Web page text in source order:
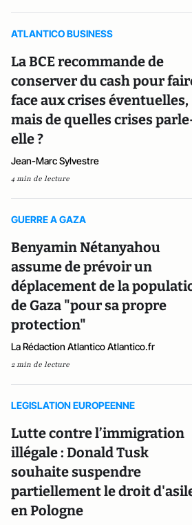
ATLANTICO BUSINESS
La BCE recommande de
conserver du cash pour
face aux crises éventuelles,
mais de quelles crises
elle ?
Jean-Marc Sylvestre
4 min de lecture
GUERRE A GAZA
Benyamin Nétanyahou
assume de prévoir un
déplacement de la
de Gaza "pour sa propre
protection"
La Rédaction Atlantico Atlantico.fr
2 min de lecture
LEGISLATION EUROPEENNE
Lutte contre l’immigration
illégale : Donald Tusk
souhaite suspendre
partiellement le droit
en Pologne